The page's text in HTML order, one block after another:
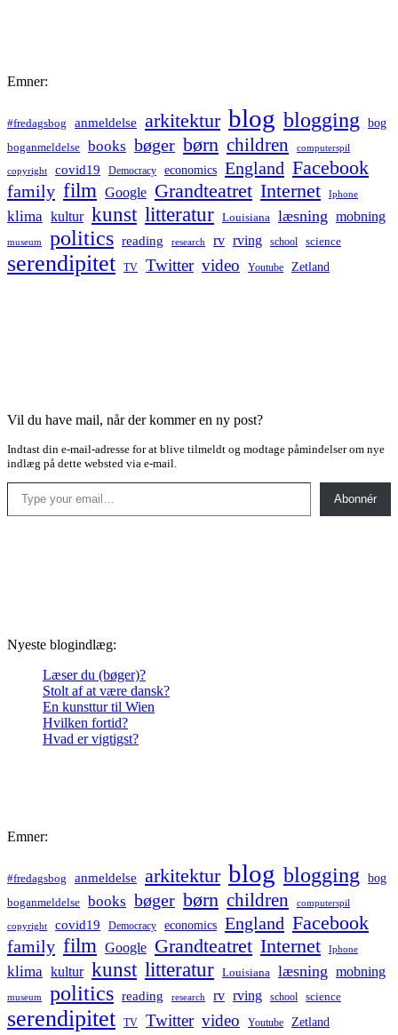
Emner:
#fredagsbog anmeldelse arkitektur blog blogging bog
boganmeldelse books bøger børn children computerspil
copyright covid19 Democracy economics England Facebook
family film Google Grandteatret Internet Iphone
klima kultur kunst litteratur Louisiana læsning mobning
museum politics reading research rv rving school science
serendipitet TV Twitter video Youtube Zetland
Vil du have mail, når der kommer en ny post?
Indtast din e-mail-adresse for at blive tilmeldt og modtage påmindelser om nye
indlæg på dette websted via e-mail.
Type your email…
Abonnér
Nyeste blogindlæg:
Læser du (bøger)?
Stolt af at være dansk?
En kunsttur til Wien
Hvilken fortid?
Hvad er vigtigst?
Emner:
#fredagsbog anmeldelse arkitektur blog blogging bog
boganmeldelse books bøger børn children computerspil
copyright covid19 Democracy economics England Facebook
family film Google Grandteatret Internet Iphone
klima kultur kunst litteratur Louisiana læsning mobning
museum politics reading research rv rving school science
serendipitet TV Twitter video Youtube Zetland